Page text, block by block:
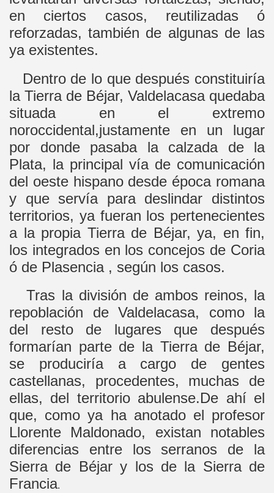
en ciertos casos, reutilizadas ó
reforzadas, también de algunas de las
ya existentes.
Dentro de lo que después constituiría
la Tierra de Béjar, Valdelacasa quedaba
situada en el extremo
noroccidental,justamente en un lugar
por donde pasaba la calzada de la
Plata, la principal vía de comunicación
del oeste hispano desde época romana
y que servía para deslindar distintos
territorios, ya fueran los pertenecientes
a la propia Tierra de Béjar, ya, en fin,
los integrados en los concejos de Coria
ó de Plasencia , según los casos.
Tras la división de ambos reinos, la
repoblación de Valdelacasa, como la
del resto de lugares que después
formarían parte de la Tierra de Béjar,
se produciría a cargo de gentes
castellanas, procedentes, muchas de
ellas, del territorio abulense.De ahí el
que, como ya ha anotado el profesor
Llorente Maldonado, existan notables
diferencias entre los serranos de la
Sierra de Béjar y los de la Sierra de
Francia.